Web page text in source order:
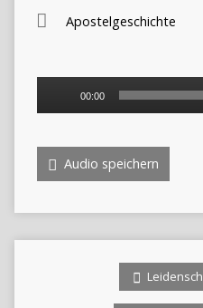
Apostelgeschichte
00:00
Audio speichern